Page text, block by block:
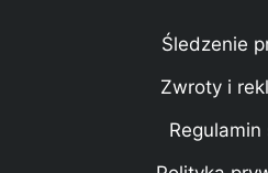
Śledzenie
Zwroty i
Regulamin